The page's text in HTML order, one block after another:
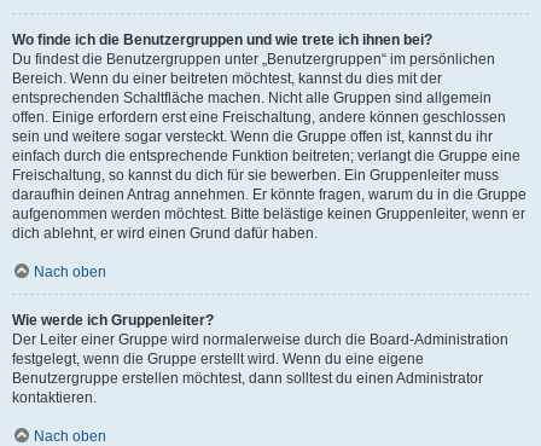
Wo finde ich die Benutzergruppen und wie trete ich ihnen bei?
Du findest die Benutzergruppen unter „Benutzergruppen“ im persönlichen
Bereich. Wenn du einer beitreten möchtest, kannst du dies mit der
entsprechenden Schaltfläche machen. Nicht alle Gruppen sind allgemein
offen. Einige erfordern erst eine Freischaltung, andere können geschlossen
sein und weitere sogar versteckt. Wenn die Gruppe offen ist, kannst du ihr
einfach durch die entsprechende Funktion beitreten; verlangt die Gruppe eine
Freischaltung, so kannst du dich für sie bewerben. Ein Gruppenleiter muss
daraufhin deinen Antrag annehmen. Er könnte fragen, warum du in die Gruppe
aufgenommen werden möchtest. Bitte belästige keinen Gruppenleiter, wenn er
dich ablehnt, er wird einen Grund dafür haben.
Nach oben
Wie werde ich Gruppenleiter?
Der Leiter einer Gruppe wird normalerweise durch die Board-Administration
festgelegt, wenn die Gruppe erstellt wird. Wenn du eine eigene
Benutzergruppe erstellen möchtest, dann solltest du einen Administrator
kontaktieren.
Nach oben